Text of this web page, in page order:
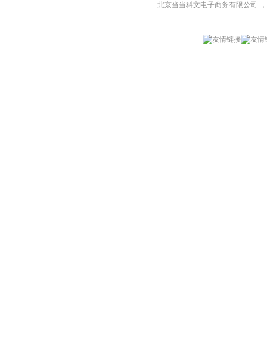
北京当当科文电子商务有限公司